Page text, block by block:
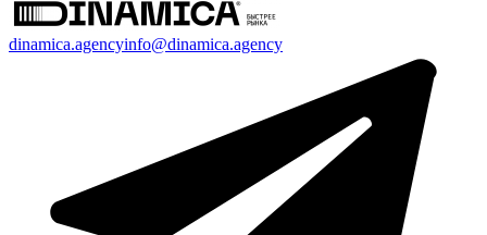
dinamica.agencyinfo@dinamica.agency